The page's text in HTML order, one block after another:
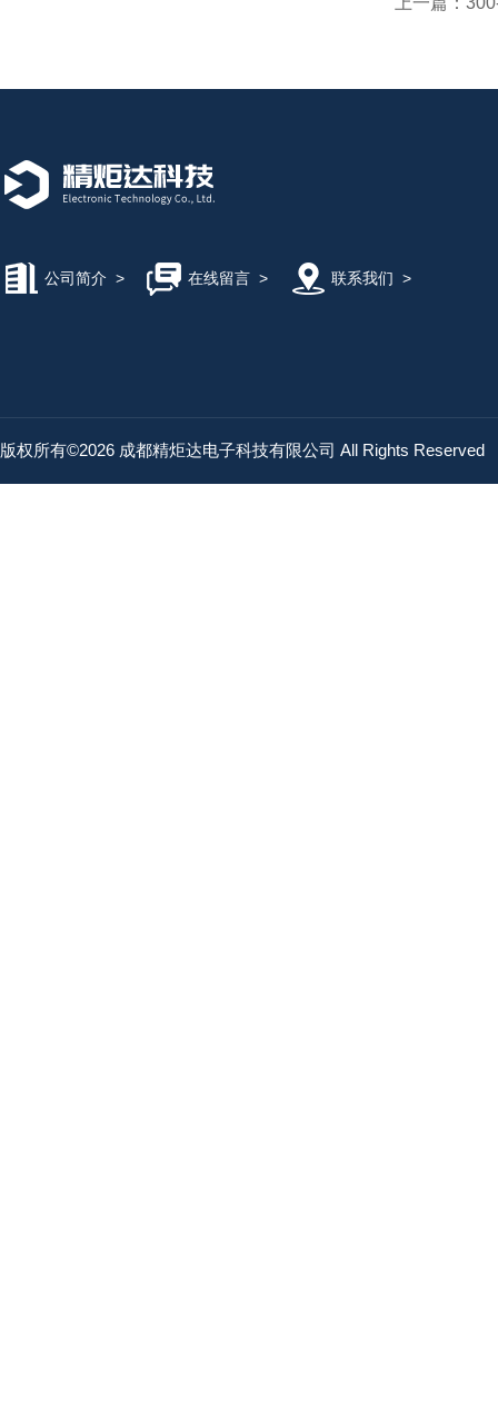
公司简介 > 在线留言> 联系我们 >
版权所有©2026 成都精炬达电子科技有限公司 All Rights Reserved